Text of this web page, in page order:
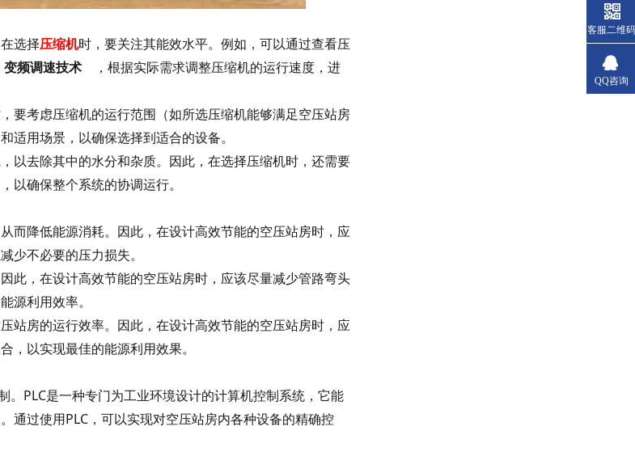
选择压缩机时，要关注其能效水平。例如，可以通过查看压
变频调速技术
，根据实际需求调整压缩机的运行速度，进
要考虑压缩机的运行范围（如所选压缩机能够满足空压站房
适用场景，以确保选择到适合的设备。
以去除其中的水分和杂质。因此，在选择压缩机时，还需要
以确保整个系统的协调运行。
而降低能源消耗。因此，在设计高效节能的空压站房时，应
少不必要的压力损失。
此，在设计高效节能的空压站房时，应该尽量减少管路弯头
源利用效率。
站房的运行效率。因此，在设计高效节能的空压站房时，应
，以实现最佳的能源利用效果。
。PLC是一种专门为工业环境设计的计算机控制系统，它能
通过使用PLC，可以实现对空压站房内各种设备的精确控
客服二维码
QQ咨询